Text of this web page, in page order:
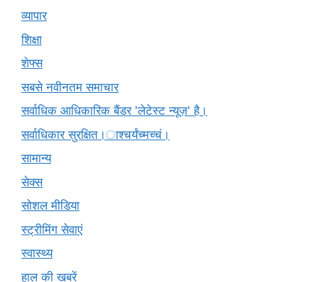
व्यापार
शिक्षा
शेफ्स
सबसे नवीनतम समाचार
सर्वाधिक आधिकारिक बैंडर 'लेटेस्ट न्यूज़' है।
सर्वाधिकार सुरक्षित।ाश्चर्यंच्मच्चं।
सामान्य
सेक्स
सोशल मीडिया
स्ट्रीमिंग सेवाएं
स्वास्थ्य
हाल की खबरें